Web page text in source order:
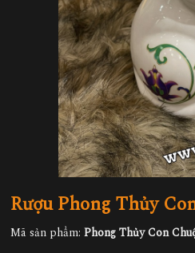
Rượu Phong Thủy
Mã sản phẩm: Phong Thủy Con